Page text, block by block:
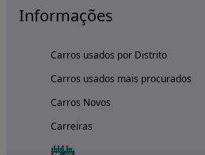
Informações
Carros usados por Distrito
Carros usados mais procurados
Carros Novos
Carreiras